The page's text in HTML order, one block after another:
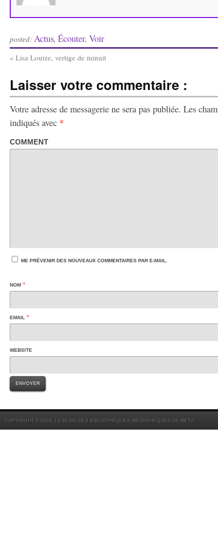
posted: Actus, Écouter, Voir
« Lisa Louize, vertige de minuit
Laisser votre commentaire :
Votre adresse de messagerie ne sera pas publiée. Les
indiqués avec *
COMMENT
ME PRÉVENIR DES NOUVEAUX COMMENTAIRES PAR E-MAIL.
NOM *
EMAIL *
WEBSITE
COPYRIGHT © 2026. LE BLOG DES BIBLIOTHÈQUES MÉDIATHÈQUES DE METZ.